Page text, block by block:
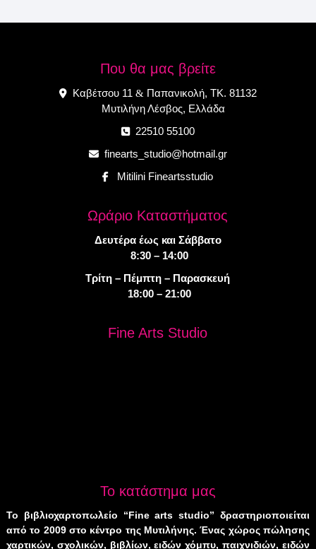
Που θα μας βρείτε
Καβέτσου 11 &Παπανικολή, ΤΚ. 81132
Μυτιλήνη Λέσβος, Ελλάδα
22510 55100
finearts_studio@hotmail.gr
Mitilini Fineartsstudio
Ωράριο Καταστήματος
Δευτέρα έως και Σάββατο
8:30 – 14:00
Τρίτη – Πέμπτη – Παρασκευή
18:00 – 21:00
Fine Arts Studio
Το κατάστημα μας
Το βιβλιοχαρτοπωλείο “Fine arts studio” δραστηριοποιείται
από το 2009 στο κέντρο της Μυτιλήνης. Ένας χώρος πώλησης
χαρτικών, σχολικών, βιβλίων, ειδών χόμπυ, παιχνιδιών, ειδών